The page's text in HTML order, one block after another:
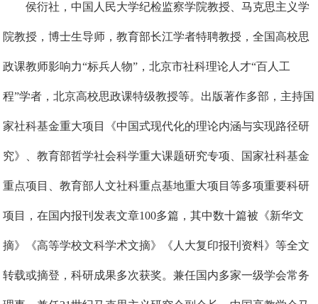
侯衍社，中国人民大学纪检监察学院教授、马克思主义学
院教授，博士生导师，教育部长江学者特聘教授，全国高校思
政课教师影响力“标兵人物”，北京市社科理论人才“百人工
程”学者，北京高校思政课特级教授等。出版著作多部，主持国
家社科基金重大项目《中国式现代化的理论内涵与实现路径研
究》、教育部哲学社会科学重大课题研究专项、 国家社科基金
重点项目、教育部人文社科重点基地重大项目等多项重要科研
项目，在国内报刊发表文章100多篇，其中数十篇被《新华文
摘》《高等学校文科学术文摘》《人大复印报刊资料》等全文
转载或摘登，科研成果多次获奖。兼任国内多家一级学会常务